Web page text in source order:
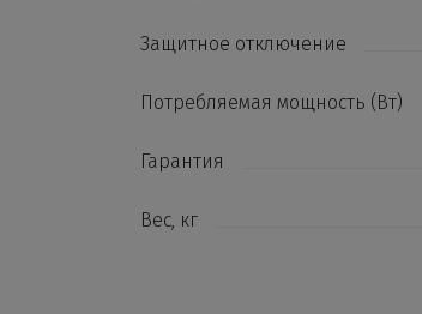
Защитное отключение
Потребляемая мощность (Вт)
Гарантия
Вес, кг